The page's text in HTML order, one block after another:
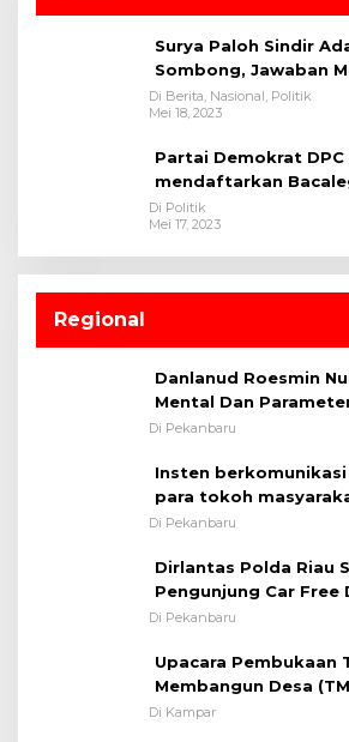
Surya Paloh Sindir
Sombong, Jawaban
Di Berita, Nasional, Politik
Mei 18, 2023
Partai Demokrat
mendaftarkan
Di Politik
Mei 17, 2023
Regional
Danlanud Roesmin
Mental Dan
Melaksanakan ✈
Di Pekanbaru
Insten
para tokoh
System OMP LK ²024
Pentingnya
Situasi Kondusif
Di Pekanbaru
Dirlantas Polda Riau
Pengunjung Car Free
Pesan Edukasi
Di Pekanbaru
Upacara Pembukaan
Membangun Desa
Kodim 0313/KPR
Di Kampar